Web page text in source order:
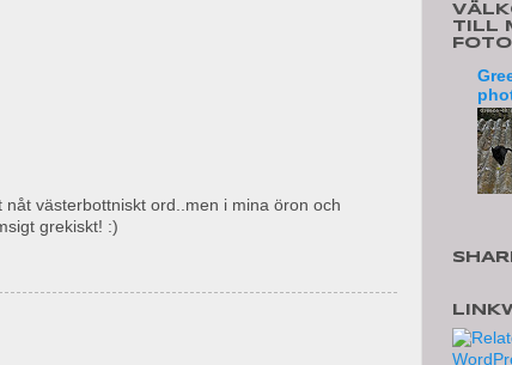
västerbottniskt ord..men i mina öron och
grekiskt! :)
TILL